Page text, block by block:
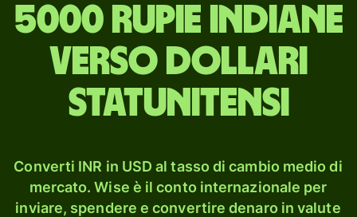
5000 rupie indiane
verso dollari
statunitensi
Converti INR in USD al tasso di cambio medio di
mercato. Wise è il conto internazionale per
inviare, spendere e convertire denaro in valute